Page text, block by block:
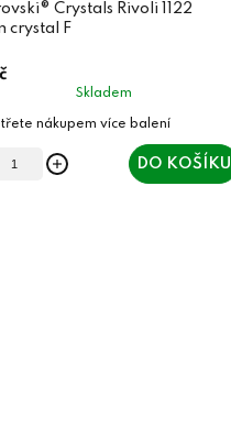
Crystals Rivoli 1122
crystal F
Skladem
DO KOŠÍKU